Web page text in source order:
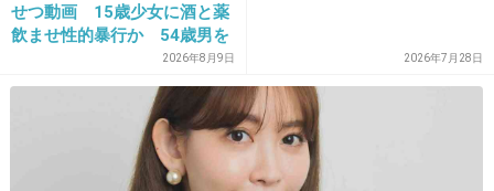
31. 匿名2014/05/04(日) 10:19:52
めちゃイケ AKB運動会でやらかした子か
指原(最下位になれば目立つ…！)
玲奈(最下位になれば目立つ…！)
せつ動画 15歳少女に酒と薬
飲ませ性的暴行か 54歳男を
再逮捕 「薬もありますよ」
とSNSで誘い出し
2026年8月9日 2026年7月28日